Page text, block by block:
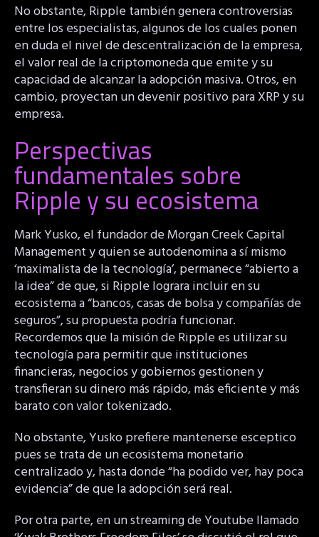
No obstante, Ripple también genera controversias
entre los especialistas, algunos de los cuales ponen
en duda el nivel de descentralización de la empresa,
el valor real de la criptomoneda que emite y su
capacidad de alcanzar la adopción masiva. Otros, en
cambio, proyectan un devenir positivo para XRP y su
empresa.
Perspectivas
fundamentales sobre
Ripple y su ecosistema
Mark Yusko, el fundador de Morgan Creek Capital
Management y quien se autodenomina a sí mismo
‘maximalista de la tecnología’, permanece “abierto a
la idea” de que, si Ripple lograra incluir en su
ecosistema a “bancos, casas de bolsa y compañías de
seguros”, su propuesta podría funcionar.
Recordemos que la misión de Ripple es utilizar su
tecnología para permitir que instituciones
financieras, negocios y gobiernos gestionen y
transfieran su dinero más rápido, más eficiente y más
barato con valor tokenizado.
No obstante, Yusko prefiere mantenerse esceptico
pues se trata de un ecosistema monetario
centralizado y, hasta donde “ha podido ver, hay poca
evidencia” de que la adopción será real.
Por otra parte, en un streaming de Youtube llamado